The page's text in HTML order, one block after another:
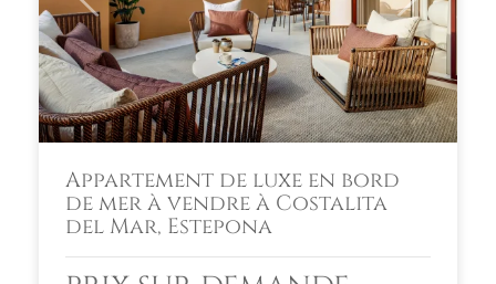
Appartement de luxe en bord
de mer à vendre à Costalita
del Mar, Estepona